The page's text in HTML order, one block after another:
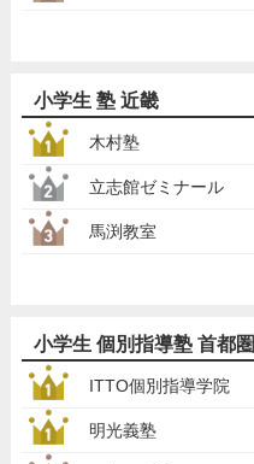
小学生 塾 近畿
木村塾
立志館ゼミナール
馬渕教室
小学生 個別指導塾 首都圏
ITTO個別指導学院
明光義塾